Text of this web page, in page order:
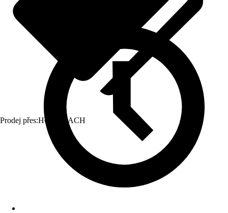
Prodej přes:HORNBACH